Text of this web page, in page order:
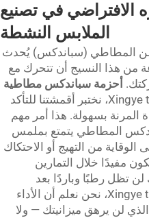
في تصنيع
الملابس النشطة
المطاطي (سباندكس) يُحدث
من هذا النسيج أن تتحرك مع
أحزمة سباندكس مطاطية
ويمكنه الثني والالتواء دون التمزق، لذا يدوم لفترة أطول بكثير. في شركة Xingye textile، نختبر أقمشتنا للتأكد
المرنة بسهولة. هذا أمر مهم
المطاطي يتمتع بملمس
من التهيج أو الاحتكاك
مفيدًا خلال التمارين
لن تظل رطبًا وباردًا بعد
التمرين. بالنسبة لأي شخص يتحرك كثيرًا، فإن ذلك يُعد أمرًا مهمًا جدًا. في Xingye textile، نحن نعلم أن الأداء
لن يرهق ميزانيتك — ولا